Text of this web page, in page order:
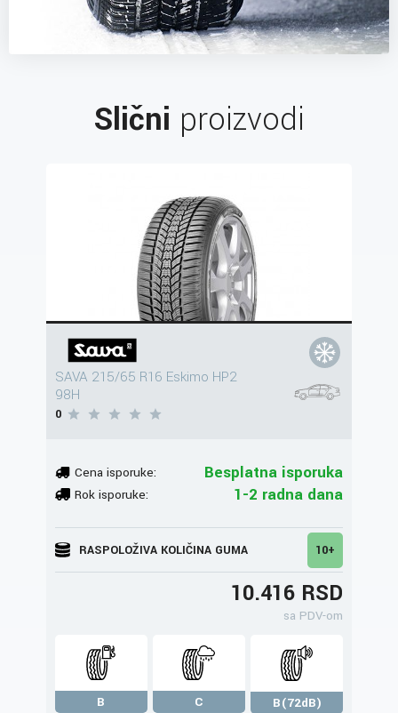
Slični proizvodi
SAVA 215/65 R16 Eskimo HP2
98H
0
Cena isporuke: Besplatna isporuka
Rok isporuke: 1-2 radna dana
RASPOLOŽIVA KOLIČINA GUMA 10+
10.416 RSD
sa PDV-om
B C
B(72dB)